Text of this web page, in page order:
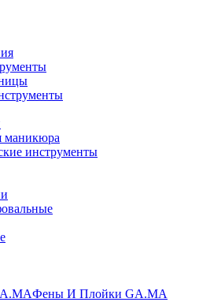
маникюра
инструменты
Фены И Плойки GA.MA